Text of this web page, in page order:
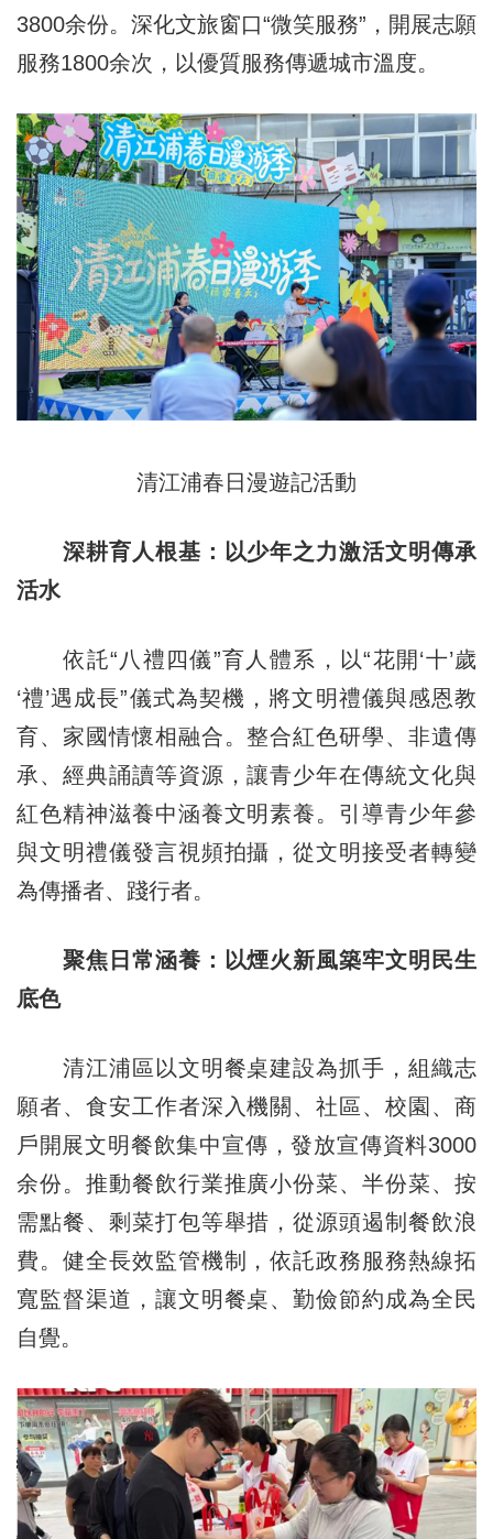
3800余份。深化文旅窗口“微笑服務”，開展志願
服務1800余次，以優質服務傳遞城市溫度。
清江浦春日漫遊記活動
深耕育人根基：以少年之力激活文明傳承
活水
依託“八禮四儀”育人體系，以“花開‘十’歲
‘禮’遇成長”儀式為契機，將文明禮儀與感恩教
育、家國情懷相融合。整合紅色研學、非遺傳
承、經典誦讀等資源，讓青少年在傳統文化與
紅色精神滋養中涵養文明素養。引導青少年參
與文明禮儀發言視頻拍攝，從文明接受者轉變
為傳播者、踐行者。
聚焦日常涵養：以煙火新風築牢文明民生
底色
清江浦區以文明餐桌建設為抓手，組織志
願者、食安工作者深入機關、社區、校園、商
戶開展文明餐飲集中宣傳，發放宣傳資料3000
余份。推動餐飲行業推廣小份菜、半份菜、按
需點餐、剩菜打包等舉措，從源頭遏制餐飲浪
費。健全長效監管機制，依託政務服務熱線拓
寬監督渠道，讓文明餐桌、勤儉節約成為全民
自覺。